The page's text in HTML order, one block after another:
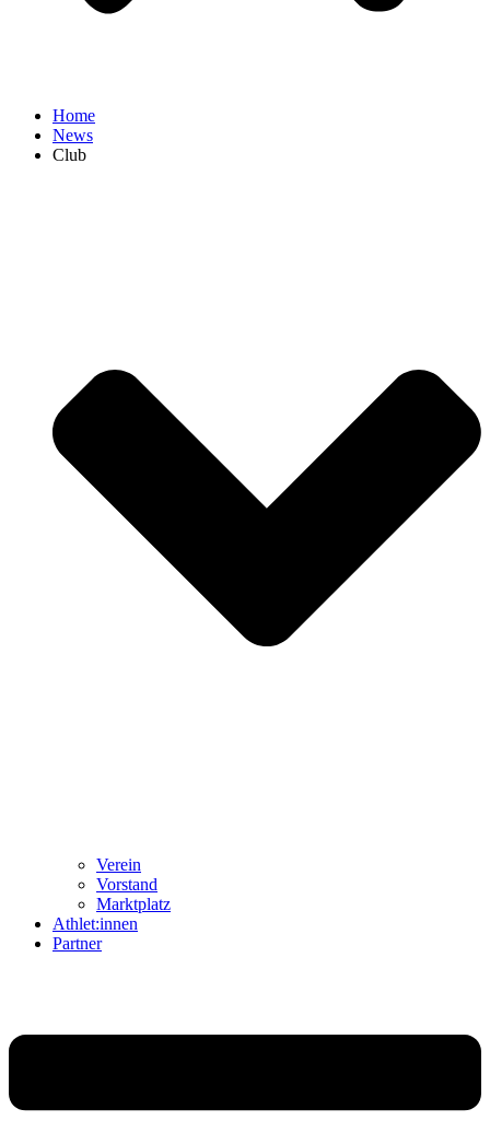
Home
News
Club
Ver­ein
Vor­stand
Markt­platz
Athlet:innen
Part­ner